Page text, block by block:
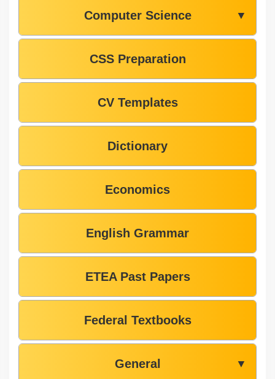
Computer Science ▼
CSS Preparation
CV Templates
Dictionary
Economics
English Grammar
ETEA Past Papers
Federal Textbooks
General ▼